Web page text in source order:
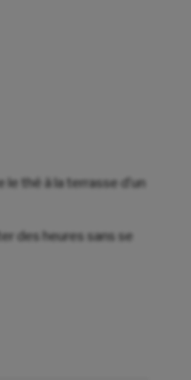
le thé à la terrasse d’un
des heures sans se